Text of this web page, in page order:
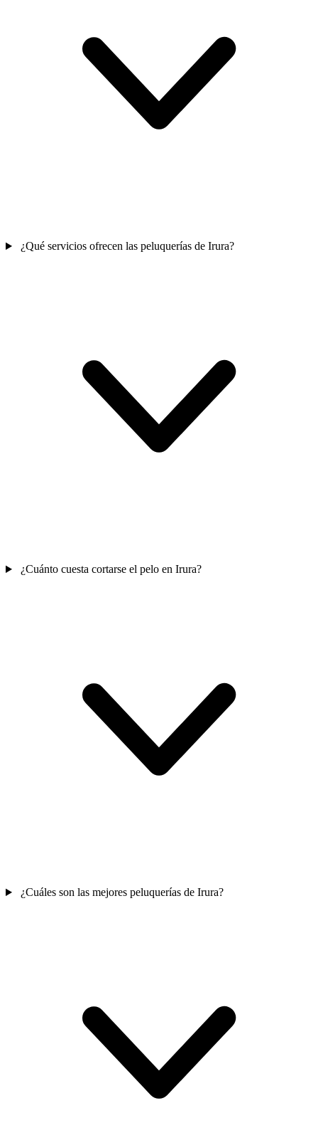
¿Qué servicios ofrecen las peluquerías de Irura?
¿Cuánto cuesta cortarse el pelo en Irura?
¿Cuáles son las mejores peluquerías de Irura?